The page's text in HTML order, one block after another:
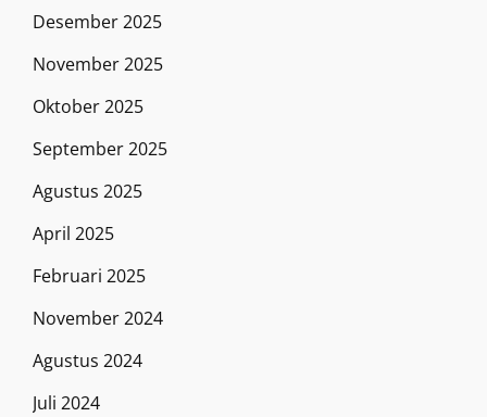
Desember 2025
November 2025
Oktober 2025
September 2025
Agustus 2025
April 2025
Februari 2025
November 2024
Agustus 2024
Juli 2024